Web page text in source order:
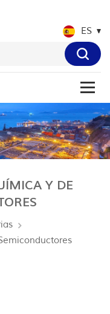
ES
Y DE